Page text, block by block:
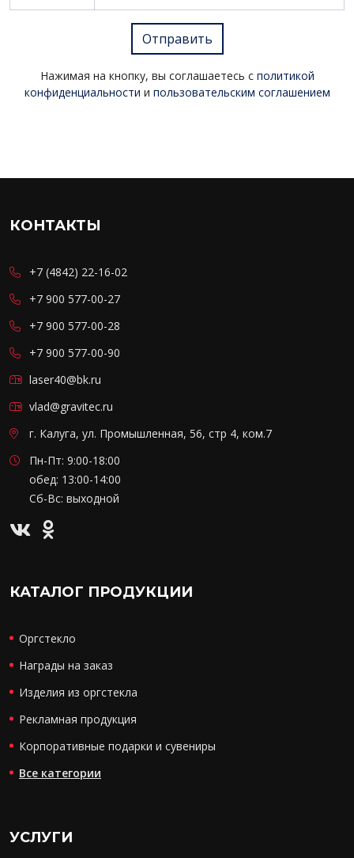
Отправить
Нажимая на кнопку, вы соглашаетесь с политикой
конфиденциальности и пользовательским соглашением
КОНТАКТЫ
+7 (4842) 22-16-02
+7 900 577-00-27
+7 900 577-00-28
+7 900 577-00-90
laser40@bk.ru
vlad@gravitec.ru
г. Калуга, ул. Промышленная, 56, стр 4, ком.7
Пн-Пт: 9:00-18:00
обед: 13:00-14:00
Сб-Вс: выходной
КАТАЛОГ ПРОДУКЦИИ
Оргстекло
Награды на заказ
Изделия из оргстекла
Рекламная продукция
Корпоративные подарки и сувениры
Все категории
УСЛУГИ